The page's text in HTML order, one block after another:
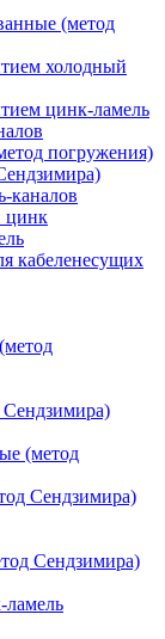
(метод
холодный
цинк-ламель
погружения)
каналов
цинк
кабеленесущих
(метод
Сендзимира)
Сендзимира)